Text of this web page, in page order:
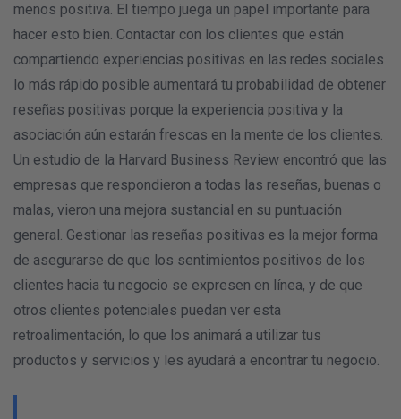
menos positiva. El tiempo juega un papel importante para
hacer esto bien. Contactar con los clientes que están
compartiendo experiencias positivas en las redes sociales
lo más rápido posible aumentará tu probabilidad de obtener
reseñas positivas porque la experiencia positiva y la
asociación aún estarán frescas en la mente de los clientes.
Un estudio de la Harvard Business Review encontró que las
empresas que respondieron a todas las reseñas, buenas o
malas, vieron una mejora sustancial en su puntuación
general. Gestionar las reseñas positivas es la mejor forma
de asegurarse de que los sentimientos positivos de los
clientes hacia tu negocio se expresen en línea, y de que
otros clientes potenciales puedan ver esta
retroalimentación, lo que los animará a utilizar tus
productos y servicios y les ayudará a encontrar tu negocio.